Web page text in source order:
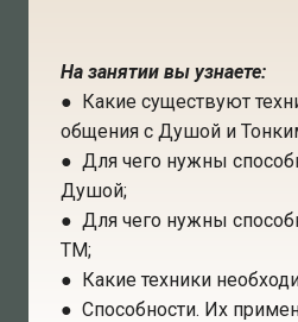
На занятии вы узнаете:
● Какие существуют
общения с Душой и
● Для чего нужны
Душой;
● Для чего нужны
ТМ;
● Какие техники
● Способности. Их